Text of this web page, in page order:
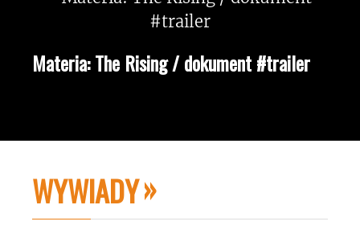
Materia: The Rising / dokument #trailer
WYWIADY